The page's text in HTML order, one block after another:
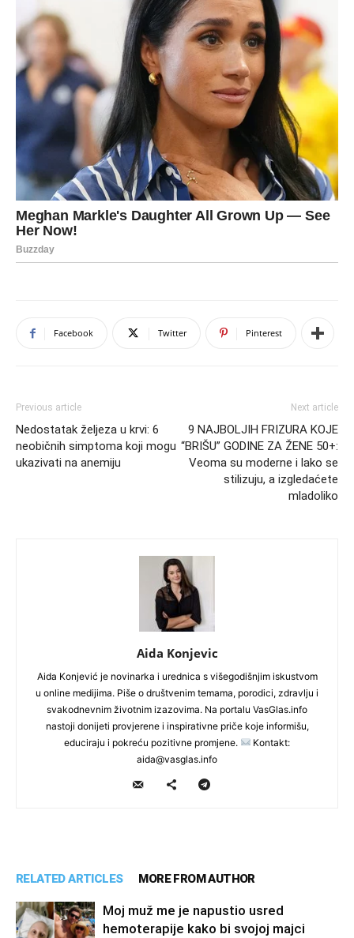
Facebook Twitter Pinterest
Previous article
Nedostatak željeza u krvi: 6
neobičnih simptoma koji mogu
ukazivati ​​na anemiju
Next article
9 NAJBOLJIH FRIZURA KOJE
“BRIŠU” GODINE ZA ŽENE 50+:
Veoma su moderne i lako se
stilizuju, a izgledaćete
mladoliko
Aida Konjevic
Aida Konjević je novinarka i urednica s višegodišnjim iskustvom
u online medijima. Piše o društvenim temama, porodici, zdravlju i
svakodnevnim životnim izazovima. Na portalu VasGlas.info
nastoji donijeti provjerene i inspirativne priče koje informišu,
educiraju i pokreću pozitivne promjene.
Kontakt:
aida@vasglas.info
RELATED ARTICLES MORE FROM AUTHOR
Moj muž me je napustio usred
hemoterapije kako bi svojoj majci